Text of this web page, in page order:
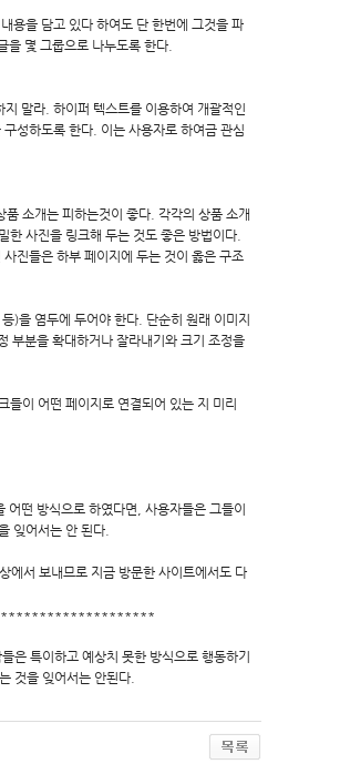
용을 담고 있다 하여도 단 한번에 그것을 파
을 몇 그룹으로 나누도록 한다.
말라. 하이퍼 텍스트를 이용하여 개괄적인
성하도록 한다. 이는 사용자로 하여금 관심
소개는 피하는것이 좋다. 각각의 상품 소개
사진을 링크해 두는 것도 좋은 방법이다.
진들은 하부 페이지에 두는 것이 옳은 구조
)을 염두에 두어야 한다. 단순히 원래 이미지
부분을 확대하거나 잘라내기와 크기 조정을
이 어떤 페이지로 연결되어 있는 지 미리
떤 방식으로 하였다면, 사용자들은 그들이
잊어서는 안 된다.
에서 보내므로 지금 방문한 사이트에서도 다
은 특이하고 예상치 못한 방식으로 행동하기
것을 잊어서는 안된다.